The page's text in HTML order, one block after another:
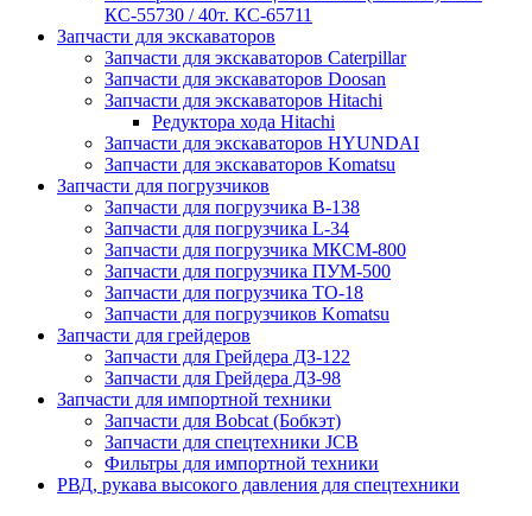
КС-55730 / 40т. КС-65711
Запчасти для экскаваторов
Запчасти для экскаваторов Caterpillar
Запчасти для экскаваторов Doosan
Запчасти для экскаваторов Hitachi
Редуктора хода Hitachi
Запчасти для экскаваторов HYUNDAI
Запчасти для экскаваторов Komatsu
Запчасти для погрузчиков
Запчасти для погрузчика B-138
Запчасти для погрузчика L-34
Запчасти для погрузчика МКСМ-800
Запчасти для погрузчика ПУМ-500
Запчасти для погрузчика ТО-18
Запчасти для погрузчиков Komatsu
Запчасти для грейдеров
Запчасти для Грейдера ДЗ-122
Запчасти для Грейдера ДЗ-98
Запчасти для импортной техники
Запчасти для Bobcat (Бобкэт)
Запчасти для спецтехники JCB
Фильтры для импортной техники
РВД, рукава высокого давления для спецтехники